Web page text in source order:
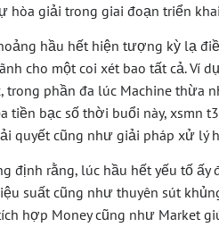
hòa giải trong giai đoạn triển
hầu hết hiện tượng kỳ lạ
cho một coi xét bao tất cả. Ví
phần đa lúc Machine thừa
tiền bạc số thời buổi này, xsmn
quyết cũng như giải pháp xử lý
định rằng, lúc hầu hết yếu tố
suất cũng như thuyên sút
hợp Money cũng như Market